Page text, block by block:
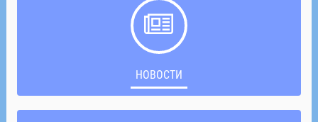
НОВОСТИ